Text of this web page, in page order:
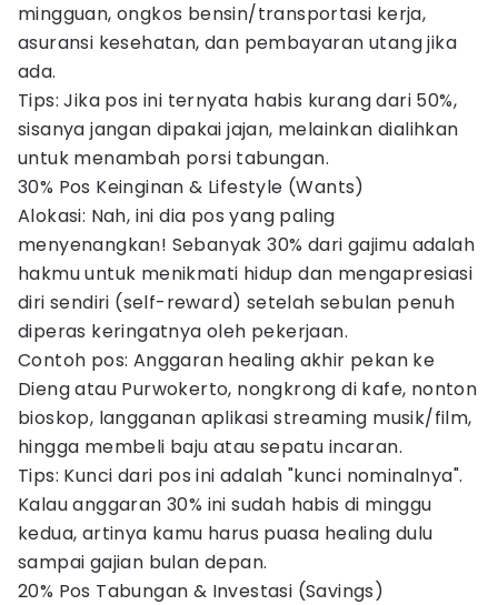
mingguan, ongkos bensin/transportasi kerja,
asuransi kesehatan, dan pembayaran utang jika
ada.
Tips: Jika pos ini ternyata habis kurang dari 50%,
sisanya jangan dipakai jajan, melainkan dialihkan
untuk menambah porsi tabungan.
30% Pos Keinginan & Lifestyle (Wants)
Alokasi: Nah, ini dia pos yang paling
menyenangkan! Sebanyak 30% dari gajimu adalah
hakmu untuk menikmati hidup dan mengapresiasi
diri sendiri (self-reward) setelah sebulan penuh
diperas keringatnya oleh pekerjaan.
Contoh pos: Anggaran healing akhir pekan ke
Dieng atau Purwokerto, nongkrong di kafe, nonton
bioskop, langganan aplikasi streaming musik/film,
hingga membeli baju atau sepatu incaran.
Tips: Kunci dari pos ini adalah "kunci nominalnya".
Kalau anggaran 30% ini sudah habis di minggu
kedua, artinya kamu harus puasa healing dulu
sampai gajian bulan depan.
20% Pos Tabungan & Investasi (Savings)